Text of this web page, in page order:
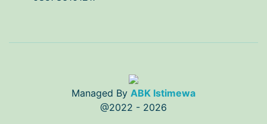
Managed By ABK Istimewa
@2022 - 2026